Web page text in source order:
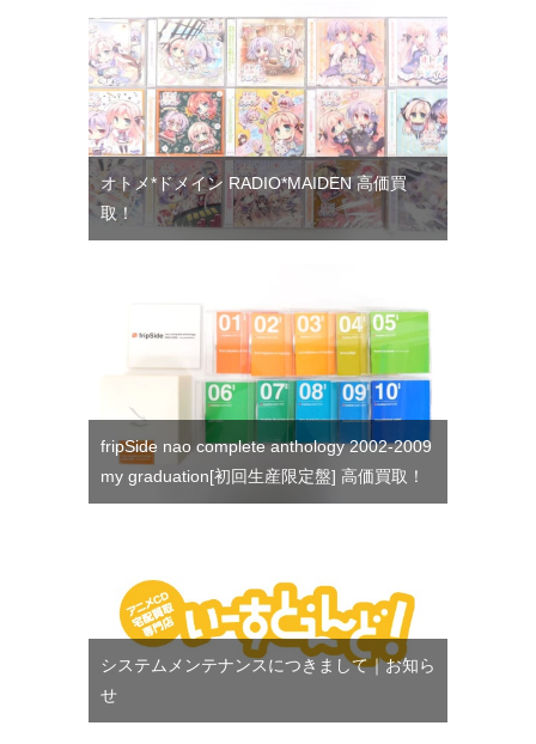
オトメ*ドメイン RADIO*MAIDEN 高価買
取！
fripSide nao complete anthology 2002-2009
my graduation[初回生産限定盤] 高価買取！
システムメンテナンスにつきまして｜お知ら
せ